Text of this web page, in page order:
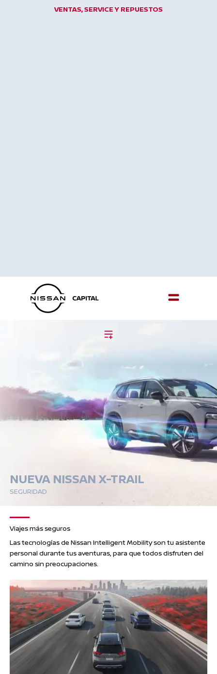
VENTAS, SERVICE Y REPUESTOS
Menu
Menu
NUEVA NISSAN X-TRAIL
SEGURIDAD
Viajes más seguros
Las tecnologías de Nissan Intelligent Mobility son tu asistente
personal durante tus aventuras, para que todos disfruten del
camino sin preocupaciones.